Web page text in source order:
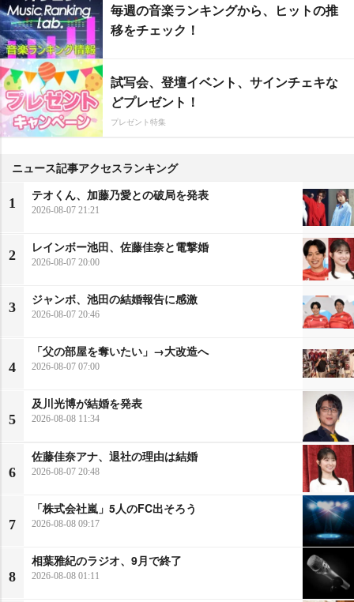
毎週の音楽ランキングから、ヒットの推
移をチェック！
試写会、登壇イベント、サインチェキな
どプレゼント！
プレゼント特集
ニュース記事アクセスランキング
1
テオくん、加藤乃愛との破局を発表
2026-08-07 21:21
2
レインボー池田、佐藤佳奈と電撃婚
2026-08-07 20:00
3
ジャンボ、池田の結婚報告に感激
2026-08-07 20:46
4
「父の部屋を奪いたい」→大改造へ
2026-08-07 07:00
5
及川光博が結婚を発表
2026-08-08 11:34
6
佐藤佳奈アナ、退社の理由は結婚
2026-08-07 20:48
7
「株式会社嵐」5人のFC出そろう
2026-08-08 09:17
8
相葉雅紀のラジオ、9月で終了
2026-08-08 01:11